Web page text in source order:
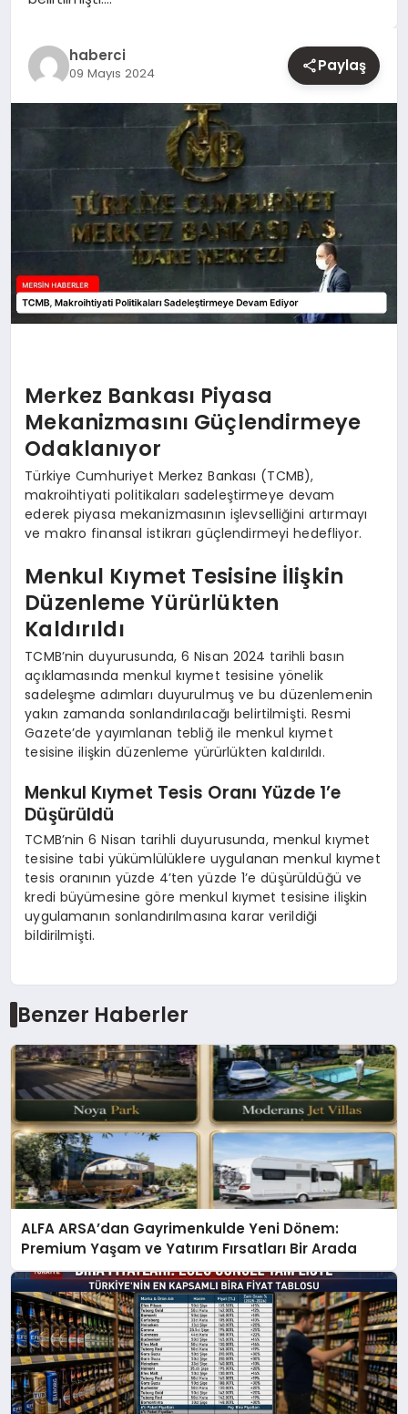
haberci
09 Mayıs 2024 Paylaş
Merkez Bankası Piyasa
Mekanizmasını Güçlendirmeye
Odaklanıyor
Türkiye Cumhuriyet Merkez Bankası (TCMB),
makroihtiyati politikaları sadeleştirmeye devam
ederek piyasa mekanizmasının işlevselliğini artırmayı
ve makro finansal istikrarı güçlendirmeyi hedefliyor.
Menkul Kıymet Tesisine İlişkin
Düzenleme Yürürlükten
Kaldırıldı
TCMB’nin duyurusunda, 6 Nisan 2024 tarihli basın
açıklamasında menkul kıymet tesisine yönelik
sadeleşme adımları duyurulmuş ve bu düzenlemenin
yakın zamanda sonlandırılacağı belirtilmişti. Resmi
Gazete’de yayımlanan tebliğ ile menkul kıymet
tesisine ilişkin düzenleme yürürlükten kaldırıldı.
Menkul Kıymet Tesis Oranı Yüzde 1’e
Düşürüldü
TCMB’nin 6 Nisan tarihli duyurusunda, menkul kıymet
tesisine tabi yükümlülüklere uygulanan menkul kıymet
tesis oranının yüzde 4’ten yüzde 1’e düşürüldüğü ve
kredi büyümesine göre menkul kıymet tesisine ilişkin
uygulamanın sonlandırılmasına karar verildiği
bildirilmişti.
Benzer Haberler
ALFA ARSA’dan Gayrimenkulde Yeni Dönem:
Premium Yaşam ve Yatırım Fırsatları Bir Arada